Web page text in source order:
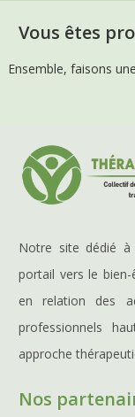
Vous êtes
Ensemble, faisons
Notre site dédié
portail vers le
en relation des
professionnels
approche
Nos